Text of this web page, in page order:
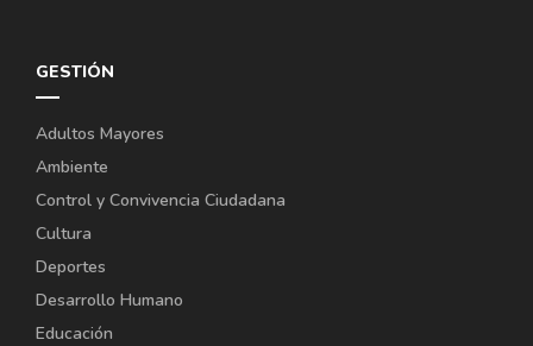
GESTIÓN
Adultos Mayores
Ambiente
Control y Convivencia Ciudadana
Cultura
Deportes
Desarrollo Humano
Educación